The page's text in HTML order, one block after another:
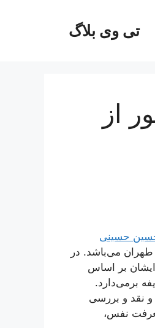
تی وی بلاگ
از
حسینی
طهران می‌باشد. در
قمري برقرار شد، ایشان بر اساس
برمی‌دارد.
و نقد و بررسی
نفس،